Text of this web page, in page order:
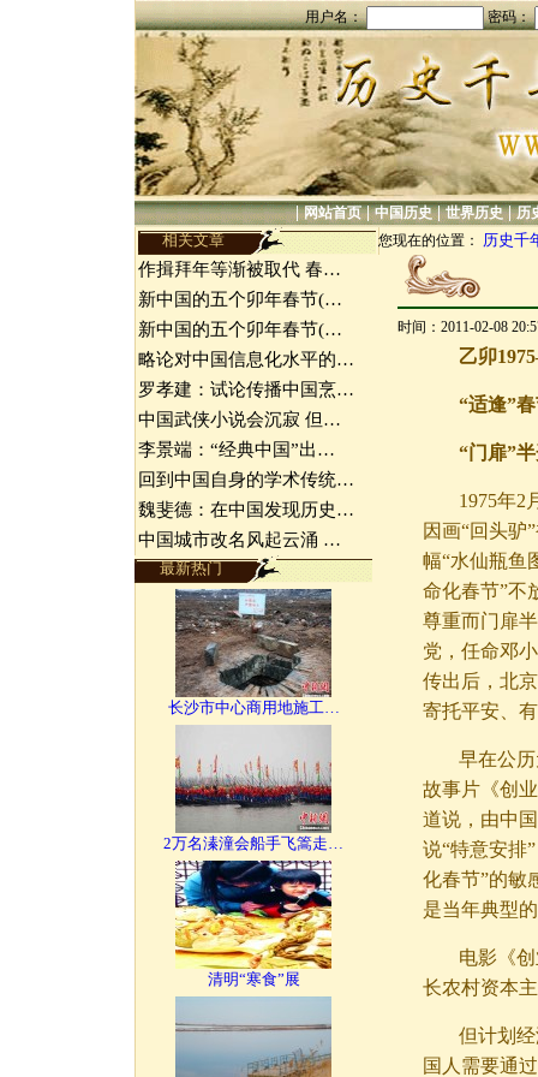
用户名： 密码：
|网站首页|中国历史|世界历史|历
相关文章 您现在的位置： 历史千
作揖拜年等渐被取代 春…
新中国的五个卯年春节(…
新中国的五个卯年春节(…
略论对中国信息化水平的…
罗孝建：试论传播中国烹…
中国武侠小说会沉寂 但…
李景端：“经典中国”出…
回到中国自身的学术传统…
魏斐德：在中国发现历史…
中国城市改名风起云涌 …
最新热门
长沙市中心商用地施工…
2万名溱潼会船手飞篙走…
清明“寒食”展
时间：2011-02-08
乙卯
“适逢”
“门扉”
1975年2
因画“回头驴
幅“水仙瓶鱼
命化春节”不
尊重而门扉
党，任命邓
传出后，北
寄托平安、
早在公
故事片《创
道说，由中
说“特意安排
化春节”的敏
是当年典型
电影《
长农村资本
但计划
国人需要通